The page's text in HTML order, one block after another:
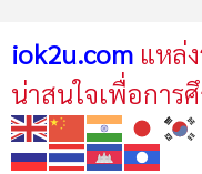
iok2u.com แหล่
น่าสนใจเพื่อการ